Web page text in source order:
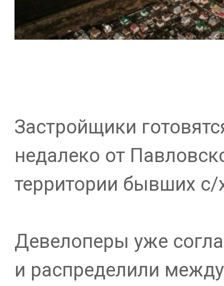
Застройщики
недалеко от
территории бывших с/
Девелоперы уже
и распределили